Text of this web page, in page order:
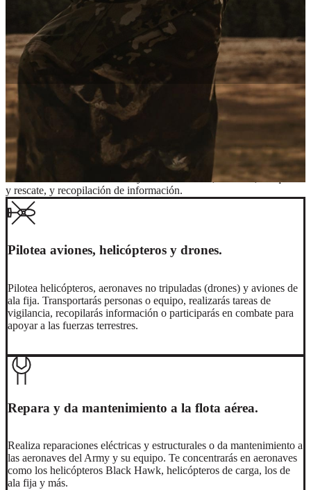
Trabajos de aviación para todas las
Los Soldados pueden ser parte de trabajos de aviación que van
desde las misiones aéreas de ayuda humanitaria, combate, búsqueda
y rescate, y recopilación de información.
Pilotea aviones, helicópteros y drones.
Pilotea helicópteros, aeronaves no tripuladas (drones) y aviones de
ala fija. Transportarás personas o equipo, realizarás tareas de
vigilancia, recopilarás información o participarás en combate para
apoyar a las fuerzas terrestres.
Repara y da mantenimiento a la flota aérea.
Realiza reparaciones eléctricas y estructurales o da mantenimiento a
las aeronaves del Army y su equipo. Te concentrarás en aeronaves
como los helicópteros Black Hawk, helicópteros de carga, los de
ala fija y más.